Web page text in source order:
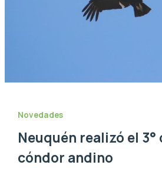
Novedades
Neuquén realizó el 3°
cóndor andino